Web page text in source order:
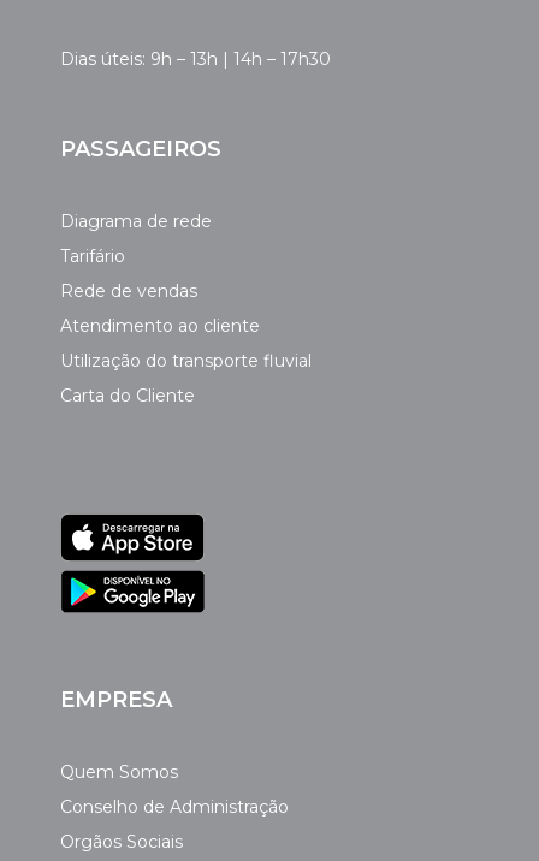
Dias úteis: 9h – 13h | 14h – 17h30
PASSAGEIROS
Diagrama de rede
Tarifário
Rede de vendas
Atendimento ao cliente
Utilização do transporte fluvial
Carta do Cliente
EMPRESA
Quem Somos
Conselho de Administração
Orgãos Sociais